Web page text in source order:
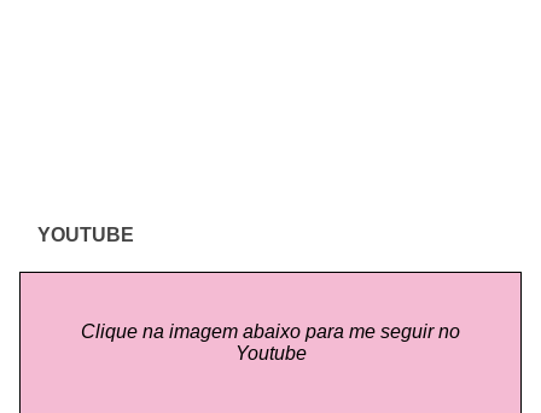
YOUTUBE
Clique na imagem abaixo para me seguir no
Youtube